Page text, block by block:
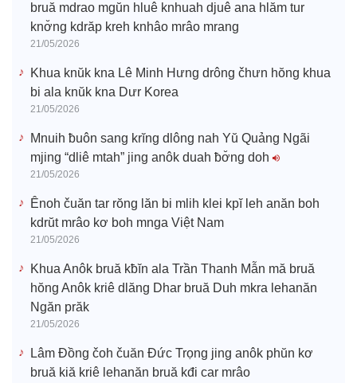
bruă mdrao mgŭn hluê knhuah djuê ana hlăm tur
knơ̆ng kdrăp kreh knhâo mrâo mrang
21/05/2026
Khua knŭk kna Lê Minh Hưng drông čhưn hŏng khua
bi ala knŭk kna Dưr Korea
21/05/2026
Mnuih ƀuôn sang krĭng dlông nah Yŭ Quảng Ngãi
mjing “dliê mtah” jing anôk duah ƀơ̆ng doh
21/05/2026
Ênoh čuăn tar rŏng lăn bi mlih klei kpĭ leh anăn boh
kdrŭt mrâo kơ boh mnga Việt Nam
21/05/2026
Khua Anôk bruă kƀĭn ala Trần Thanh Mẫn mă bruă
hŏng Anôk kriê dlăng Dhar bruă Duh mkra lehanăn
Ngăn prăk
21/05/2026
Lâm Đồng čoh čuăn Đức Trọng jing anôk phŭn kơ
bruă kiă kriê lehanăn bruă kđi car mrâo